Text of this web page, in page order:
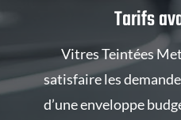
Tarifs
Vitres Teintées
satisfaire les
d’une enveloppe